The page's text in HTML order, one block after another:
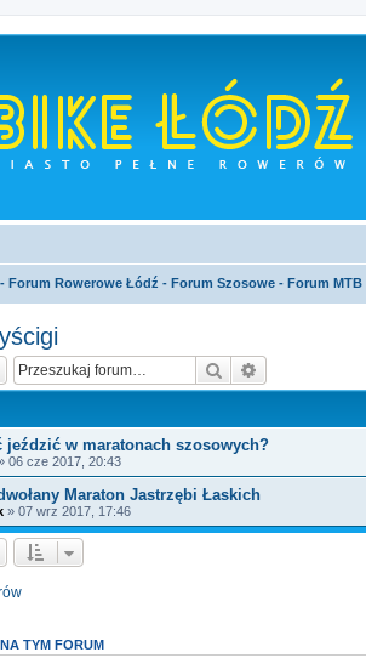
Forum Rowerowe Łódź - Forum Szosowe - Forum MTB
Szukaj
jeździć w maratonach szosowych?
06 cze 2017, 20:43
Maraton Jastrzębi Łaskich
» 07 wrz 2017, 17:46
TYM FORUM